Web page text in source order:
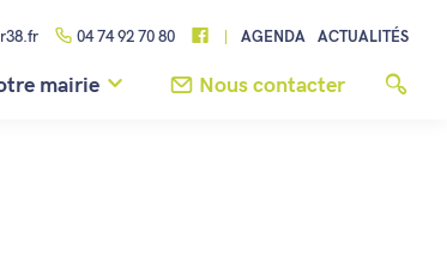
04 74 92 70 80 AGENDA ACTUALITÉS
mairie Nous contacter